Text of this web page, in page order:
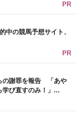
PR
中の競馬予想サイト、
PR
の謝罪を報告 「あや
学び直すのみ！」...